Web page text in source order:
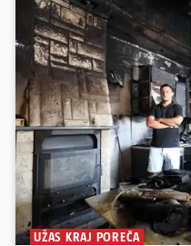
UŽAS KRAJ POREČA